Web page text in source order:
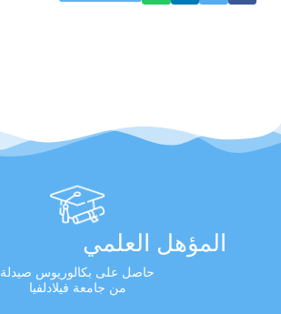
المؤهل العلمي
حاصل على بكالوريوس صيدلة
من جامعة فيلادلفيا